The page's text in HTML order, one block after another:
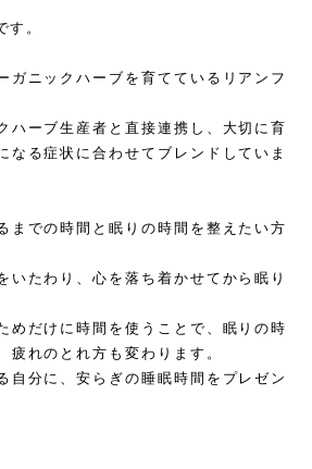
。
ガニックハーブを育てているリアンフ
ハーブ生産者と直接連携し、大切に育
なる症状に合わせてブレンドしていま
までの時間と眠りの時間を整えたい方
いたわり、心を落ち着かせてから眠り
めだけに時間を使うことで、眠りの時
疲れのとれ方も変わります。
自分に、安らぎの睡眠時間をプレゼン